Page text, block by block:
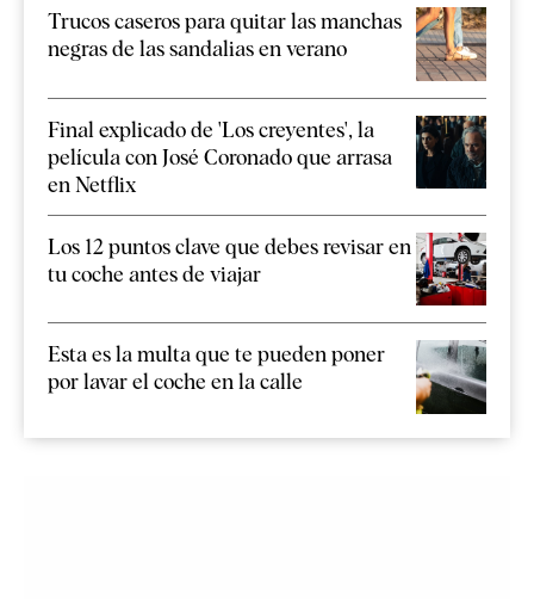
Trucos caseros para quitar las manchas
negras de las sandalias en verano
Final explicado de 'Los creyentes', la
película con José Coronado que arrasa
en Netflix
Los 12 puntos clave que debes revisar en
tu coche antes de viajar
Esta es la multa que te pueden poner
por lavar el coche en la calle